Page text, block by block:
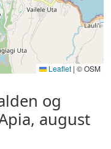
Leaflet | © OSM
og
august